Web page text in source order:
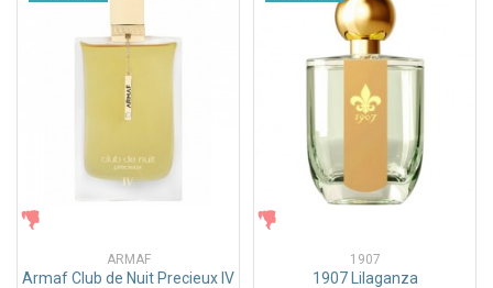
ARMAF
Armaf Club de Nuit Precieux IV
1907
1907 Lilaganza